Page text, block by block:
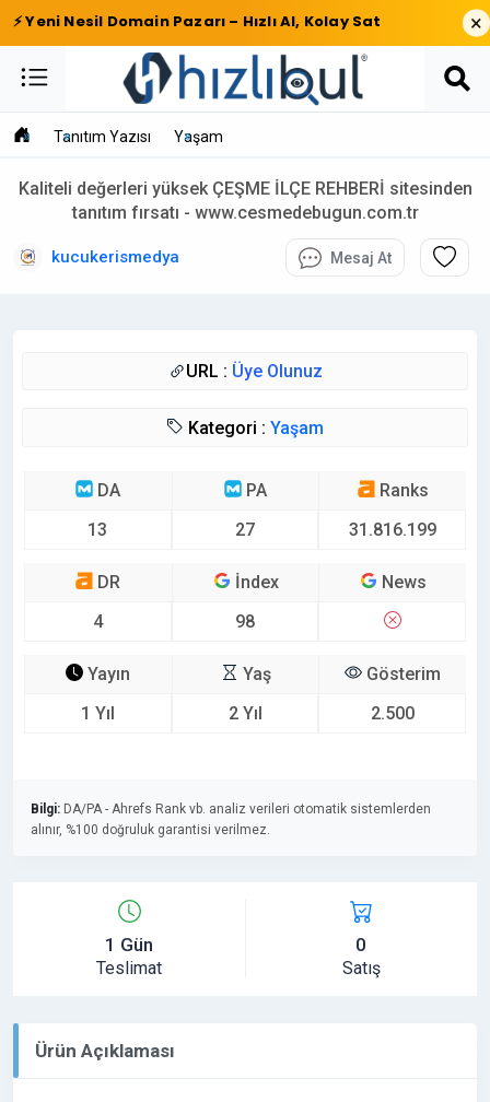
⚡ Yeni Nesil Domain Pazarı – Hızlı Al, Kolay Sat ×
Tanıtım Yazısı Yaşam
Kaliteli değerleri yüksek ÇEŞME İLÇE REHBERİ sitesinden
tanıtım fırsatı - www.cesmedebugun.com.tr
kucukerismedya Mesaj At
URL : Üye Olunuz
Kategori : Yaşam
DA
13
PA
27
Ranks
31.816.199
DR
4
İndex
98
News
Yayın
1 Yıl
Yaş
2 Yıl
Gösterim
2.500
Bilgi: DA/PA - Ahrefs Rank vb. analiz verileri otomatik sistemlerden
alınır, %100 doğruluk garantisi verilmez.
1 Gün
Teslimat
0
Satış
Ürün Açıklaması